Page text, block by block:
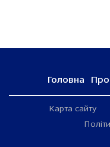
Головна
Карта сайту